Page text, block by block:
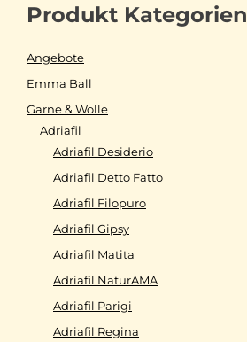
Produkt Kategorien
Angebote
Emma Ball
Garne & Wolle
Adriafil
Adriafil Desiderio
Adriafil Detto Fatto
Adriafil Filopuro
Adriafil Gipsy
Adriafil Matita
Adriafil NaturAMA
Adriafil Parigi
Adriafil Regina